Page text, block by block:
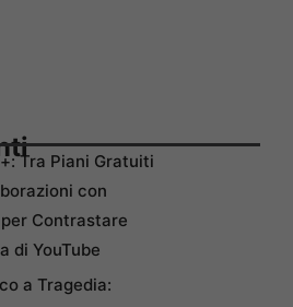
Tra Piani Gratuiti
con
Contrastare
di YouTube
a Tragedia: